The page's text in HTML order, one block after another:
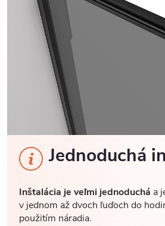
Jednoduchá
Inštalácia je veľmi jednoduchá a
v jednom až dvoch ľuďoch do
použitím náradia.